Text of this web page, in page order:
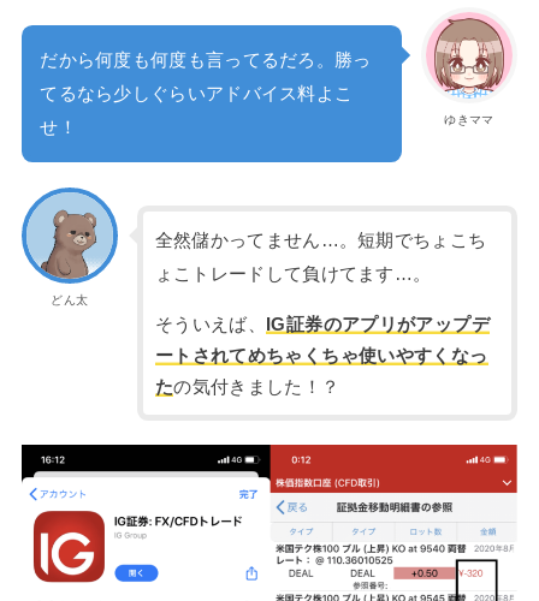
ゆきママ
だから何度も何度も言ってるだろ。勝っ
てるなら少しぐらいアドバイス料よこ
せ！
どん太
全然儲かってません…。短期でちょこち
ょこトレードして負けてます…。
そういえば、
IG証券のアプリがアップデ
ートされてめちゃくちゃ使いやすくなっ
たの気付きました！？